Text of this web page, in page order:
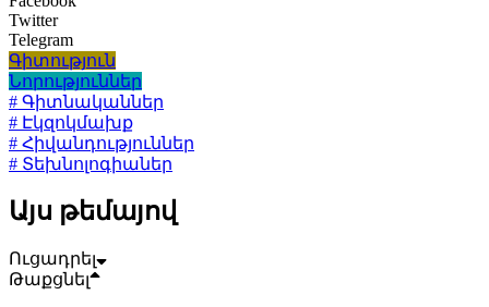
Twitter
Telegram
Գիտություն
Նորություններ
# Գիտնականներ
# Էկզոկմախք
# Հիվանդություններ
# Տեխնոլոգիաներ
Այս թեմայով
Ուցադրել
Թաքցնել